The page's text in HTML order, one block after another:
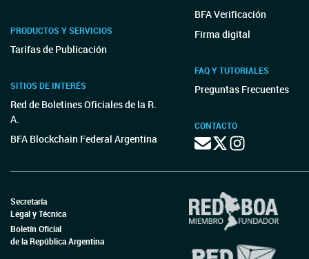
PRODUCTOS Y SERVICIOS
Tarifas de Publicación
SITIOS DE INTERÉS
Red de Boletines Oficiales de la R.
A.
BFA Blockchain Federal Argentina
BFA Verificación
Firma digital
FAQ Y TUTORIALES
Preguntas Frecuentes
CONTACTO
Secretaría
Legal y Técnica
Boletín Oficial
de la República Argentina